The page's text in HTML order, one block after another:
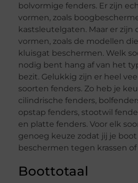
bolvormige fenders. Er zijn
vormen, zoals
kastsleutelgaten. Maar er zijn
vormen, zoals de modellen
kluisgat beschermen. Welk
nodig bent hang af van het
bezit. Gelukkig zijn er heel
soorten fenders. Zo heb je
cilindrische fenders,
opstap fenders, stootwil
en platte fenders. Voor elk
genoeg keuze zodat jij je
beschermen tegen krassen
Boottotaal